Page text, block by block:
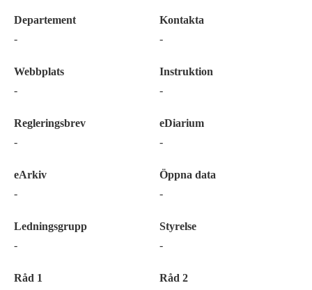
Departement
-
Kontakta
-
Webbplats
-
Instruktion
-
Regleringsbrev
-
eDiarium
-
eArkiv
-
Öppna data
-
Ledningsgrupp
-
Styrelse
-
Råd 1
Råd 2